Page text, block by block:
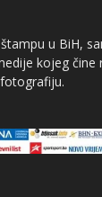
u BiH,
kojeg čine